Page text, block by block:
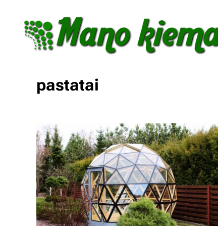
turinio
pastatai